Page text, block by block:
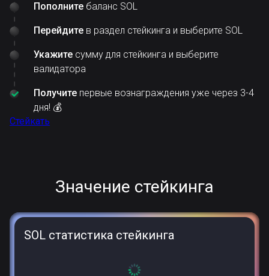
Пополните баланс SOL
Перейдите в раздел стейкинга и выберите SOL
Укажите сумму для стейкинга и выберите
валидатора
Получите первые вознаграждения уже через 3-4
дня! 💰
Стейкать
Значение стейкинга
SOL статистика стейкинга